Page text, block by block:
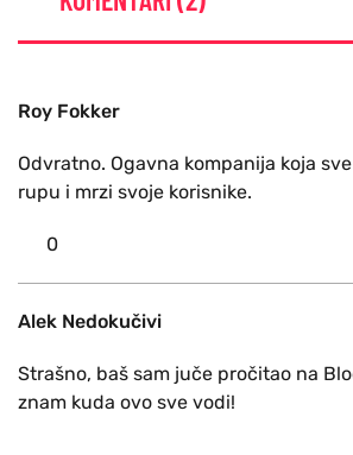
Roy Fokker
Odvratno. Ogavna kompanija koja
rupu i mrzi svoje korisnike.
0
Alek Nedokučivi
Strašno, baš sam juče pročitao na
znam kuda ovo sve vodi!